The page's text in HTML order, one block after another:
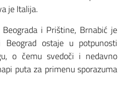
je Italija.
i Prištine, Brnabić je
Beograd ostaje u potpunosti
o čemu svedoči i nedavno
puta za primenu sporazuma